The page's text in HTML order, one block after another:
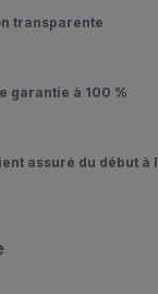
transparente
garantie à 100 %
assuré du début à